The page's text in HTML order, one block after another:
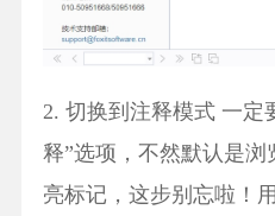
2. 切换到注释模式 一定
释”选项，不然默认是
亮标记，这步别忘啦！